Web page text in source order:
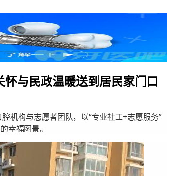
与民政温暖送到居民家门口
机构与志愿者团队，以“专业社工+志愿服务”
幸福图景。